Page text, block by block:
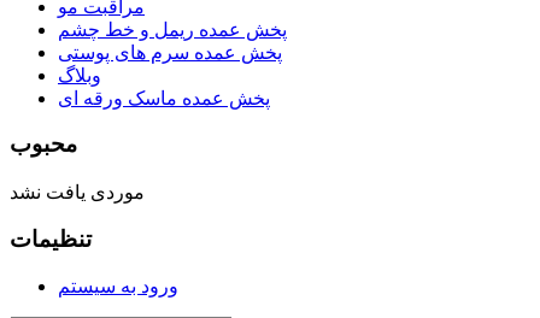
مراقبت مو
پخش عمده ریمل و خط چشم
پخش عمده سرم های پوستی
وبلاگ
پخش عمده ماسک ورقه ای
محبوب
موردی یافت نشد
تنظیمات
ورود به سیستم